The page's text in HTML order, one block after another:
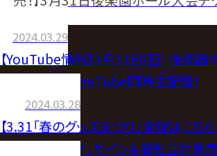
2024.03.29
【YouTube情報】3月31日(日) 後楽園
第3試合までYouTube同時生配信！
2024.03.28
【3.31「春のグッズまつり」全貌はこち
ール場内マップ、サイン＆撮影会対象